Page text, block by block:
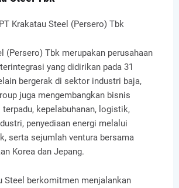
Krakatau Steel (Persero) Tbk
(Persero) Tbk merupakan perusahaan
yang didirikan pada 31
bergerak di sektor industri baja,
juga mengembangkan bisnis
kepelabuhanan, logistik,
penyediaan energi melalui
serta sejumlah ventura bersama
Korea dan Jepang.
Steel berkomitmen menjalankan